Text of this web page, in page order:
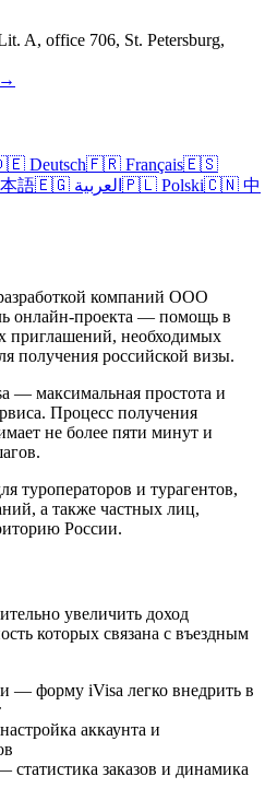
A, office 706, St. Petersburg,
→
Deutsch🇫🇷 Français🇪🇸
語🇪🇬 العربية 🇵🇱 Polski🇨🇳 中
компаний ООО
онлайн-проекта — помощь в
приглашений, необходимых
получения российской визы.
— максимальная простота и
Процесс получения
не более пяти минут и
туроператоров и турагентов,
а также частных лиц,
России.
увеличить доход
которых связана с въездным
— форму iVisa легко внедрить в
аккаунта и
статистика заказов и динамика